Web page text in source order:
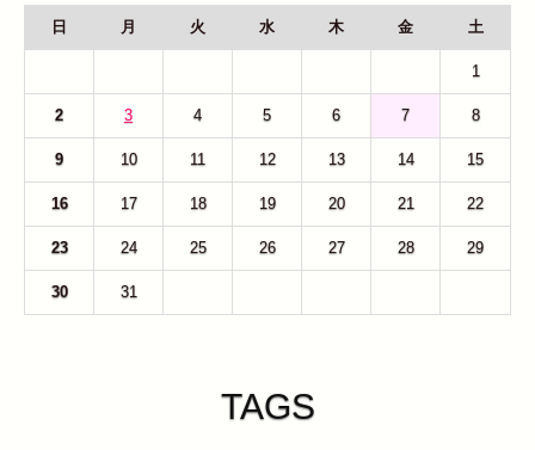
日 月 火 水 木 金 土
1
2 3 4 5 6 7 8
9 10 11 12 13 14 15
16 17 18 19 20 21 22
23 24 25 26 27 28 29
30 31
TAGS